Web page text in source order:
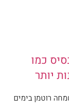
כמו
יותר
רוטמן בימים